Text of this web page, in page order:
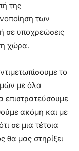
της
των
σε υποχρεώσεις
χώρα.
το
με όλα
επιστρατεύσουμε
ακόμη και με
σε μια τέτοια
θα μας στηρίξει